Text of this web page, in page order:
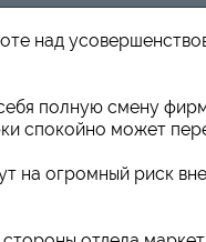
над
полную смену
спокойно может
на огромный риск